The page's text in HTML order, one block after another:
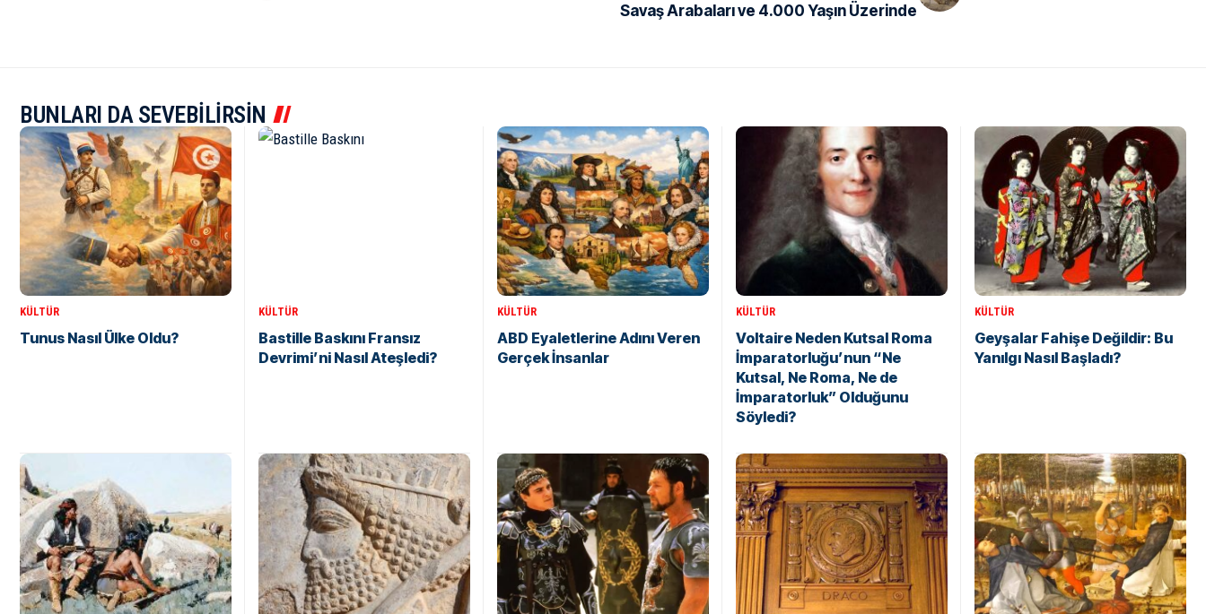
Savaş Arabaları ve 4.000 Yaşın Üzerinde
BUNLARI DA SEVEBİLİRSİN
KÜLTÜR
Tunus Nasıl Ülke Oldu?
KÜLTÜR
Bastille Baskını Fransız
Devrimi’ni Nasıl Ateşledi?
KÜLTÜR
ABD Eyaletlerine Adını Veren
Gerçek İnsanlar
KÜLTÜR
Voltaire Neden Kutsal Roma
İmparatorluğu’nun “Ne
Kutsal, Ne Roma, Ne de
İmparatorluk” Olduğunu
Söyledi?
KÜLTÜR
Geyşalar Fahişe Değildir: Bu
Yanılgı Nasıl Başladı?